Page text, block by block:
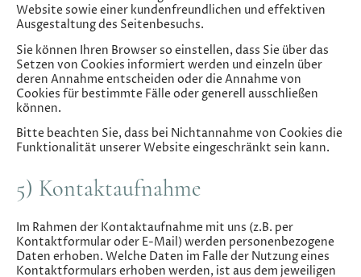
Website sowie einer kundenfreundlichen und effektiven
Ausgestaltung des Seitenbesuchs.
Sie können Ihren Browser so einstellen, dass Sie über das
Setzen von Cookies informiert werden und einzeln über
deren Annahme entscheiden oder die Annahme von
Cookies für bestimmte Fälle oder generell ausschließen
können.
Bitte beachten Sie, dass bei Nichtannahme von Cookies die
Funktionalität unserer Website eingeschränkt sein kann.
5) Kontaktaufnahme
Im Rahmen der Kontaktaufnahme mit uns (z.B. per
Kontaktformular oder E-Mail) werden personenbezogene
Daten erhoben. Welche Daten im Falle der Nutzung eines
Kontaktformulars erhoben werden, ist aus dem jeweiligen